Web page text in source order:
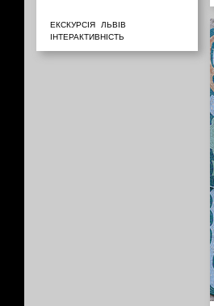
ЕКСКУРСІЯ
ЛЬВІВ
ІНТЕРАКТИВНІСТЬ